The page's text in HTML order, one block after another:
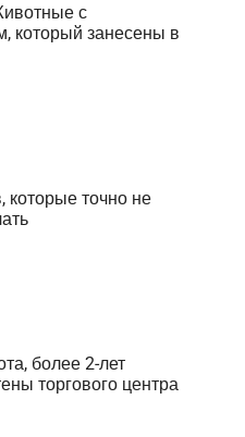
с
который занесены в
точно не
более 2-лет
торгового центра